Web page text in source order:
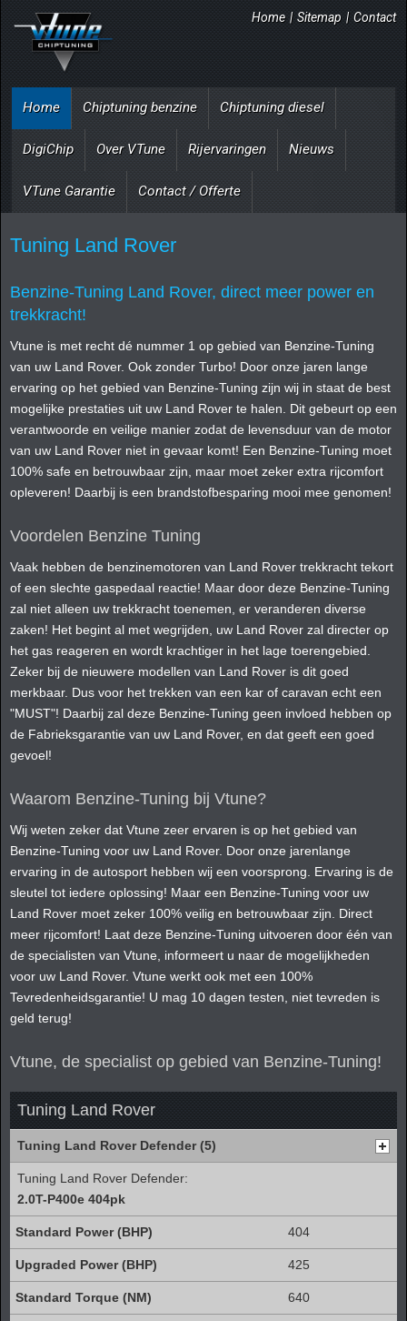
Home | Sitemap | Contact
Home Chiptuning benzine Chiptuning diesel
DigiChip Over VTune Rijervaringen Nieuws
VTune Garantie Contact / Offerte
Tuning Land Rover
Benzine-Tuning Land Rover, direct meer power en
trekkracht!
Vtune is met recht dé nummer 1 op gebied van Benzine-Tuning
van uw Land Rover. Ook zonder Turbo! Door onze jaren lange
ervaring op het gebied van Benzine-Tuning zijn wij in staat de best
mogelijke prestaties uit uw Land Rover te halen. Dit gebeurt op een
verantwoorde en veilige manier zodat de levensduur van de motor
van uw Land Rover niet in gevaar komt! Een Benzine-Tuning moet
100% safe en betrouwbaar zijn, maar moet zeker extra rijcomfort
opleveren! Daarbij is een brandstofbesparing mooi mee genomen!
Voordelen Benzine Tuning
Vaak hebben de benzinemotoren van Land Rover trekkracht tekort
of een slechte gaspedaal reactie! Maar door deze Benzine-Tuning
zal niet alleen uw trekkracht toenemen, er veranderen diverse
zaken! Het begint al met wegrijden, uw Land Rover zal directer op
het gas reageren en wordt krachtiger in het lage toerengebied.
Zeker bij de nieuwere modellen van Land Rover is dit goed
merkbaar. Dus voor het trekken van een kar of caravan echt een
"MUST"! Daarbij zal deze Benzine-Tuning geen invloed hebben op
de Fabrieksgarantie van uw Land Rover, en dat geeft een goed
gevoel!
Waarom Benzine-Tuning bij Vtune?
Wij weten zeker dat Vtune zeer ervaren is op het gebied van
Benzine-Tuning voor uw Land Rover. Door onze jarenlange
ervaring in de autosport hebben wij een voorsprong. Ervaring is de
sleutel tot iedere oplossing! Maar een Benzine-Tuning voor uw
Land Rover moet zeker 100% veilig en betrouwbaar zijn. Direct
meer rijcomfort! Laat deze Benzine-Tuning uitvoeren door één van
de specialisten van Vtune, informeert u naar de mogelijkheden
voor uw Land Rover. Vtune werkt ook met een 100%
Tevredenheidsgarantie! U mag 10 dagen testen, niet tevreden is
geld terug!
Vtune, de specialist op gebied van Benzine-Tuning!
Tuning Land Rover
Tuning Land Rover Defender (5)
Tuning Land Rover Defender:
2.0T-P400e 404pk
404
425
640